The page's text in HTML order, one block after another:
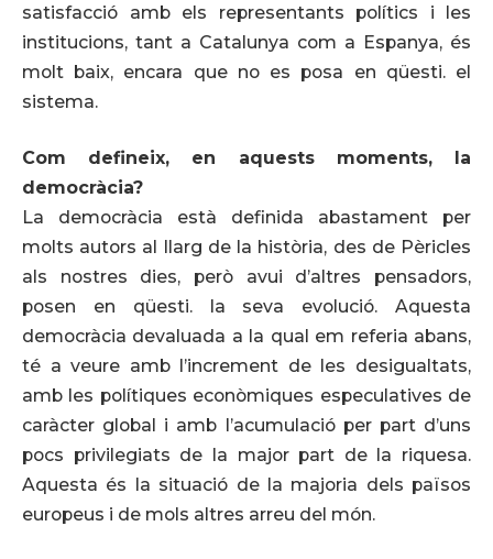
satisfacció amb els representants polítics i les
institucions, tant a Catalunya com a Espanya, és
molt baix, encara que no es posa en qüesti. el
sistema.
Com defineix, en aquests moments, la
democràcia?
La democràcia està definida abastament per
molts autors al llarg de la història, des de Pèricles
als nostres dies, però avui d’altres pensadors,
posen en qüesti. la seva evolució. Aquesta
democràcia devaluada a la qual em referia abans,
té a veure amb l’increment de les desigualtats,
amb les polítiques econòmiques especulatives de
caràcter global i amb l’acumulació per part d’uns
pocs privilegiats de la major part de la riquesa.
Aquesta és la situació de la majoria dels països
europeus i de mols altres arreu del món.